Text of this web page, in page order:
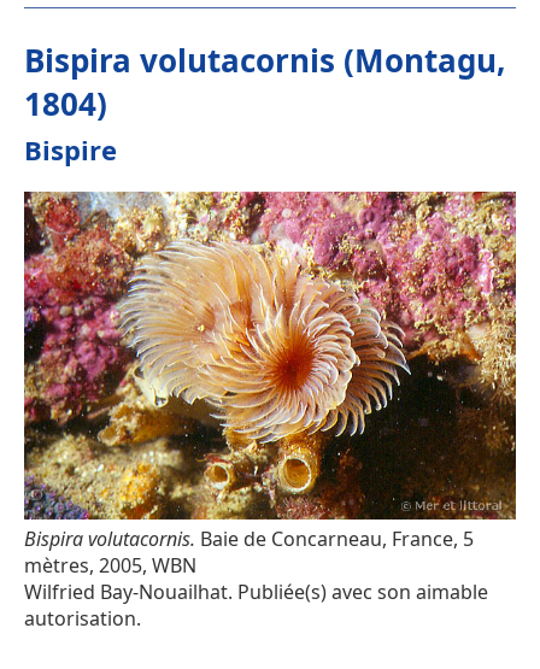
Bispira volutacornis (Montagu,
1804)
Bispire
Bispira volutacornis. Baie de Concarneau, France, 5
mètres, 2005, WBN
Wilfried Bay-Nouailhat. Publiée(s) avec son aimable
autorisation.